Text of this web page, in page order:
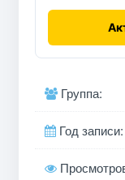
Группа:
Год записи: